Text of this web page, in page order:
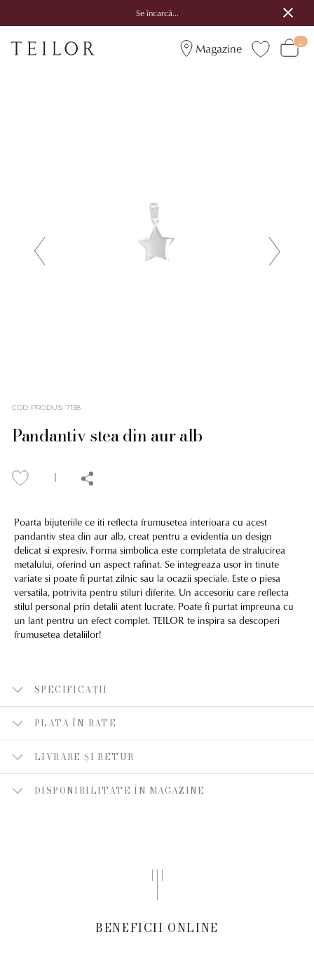
Se încarcă...
Magazine
COD PRODUS: 7138
Pandantiv stea din aur alb
Poarta bijuteriile ce iti reflecta frumusetea interioara cu acest
pandantiv stea din aur alb, creat pentru a evidentia un design
delicat si expresiv. Forma simbolica este completata de stralucirea
metalului, oferind un aspect rafinat. Se integreaza usor in tinute
variate si poate fi purtat zilnic sau la ocazii speciale. Este o piesa
versatila, potrivita pentru stiluri diferite. Un accesoriu care reflecta
stilul personal prin detalii atent lucrate. Poate fi purtat impreuna cu
un lant pentru un efect complet. TEILOR te inspira sa descoperi
frumusetea detaliilor!
SPECIFICAȚII
PLATA ÎN RATE
LIVRARE ȘI RETUR
DISPONIBILITATE ÎN MAGAZINE
BENEFICII ONLINE